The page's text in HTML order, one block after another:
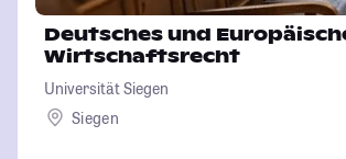
Deutsches und
Wirtschaftsrecht
Universität Siegen
Siegen